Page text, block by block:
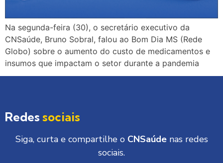
Na segunda-feira (30), o secretário executivo da
CNSaúde, Bruno Sobral, falou ao Bom Dia MS (Rede
Globo) sobre o aumento do custo de medicamentos e
insumos que impactam o setor durante a pandemia
Redes sociais
Siga, curta e compartilhe o CNSaúdenas redes
sociais.